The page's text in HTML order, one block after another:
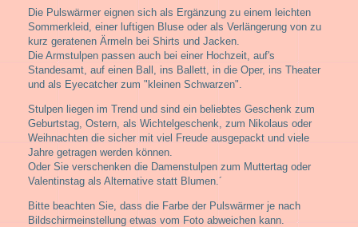
Die Pulswärmer eignen sich als Ergänzung zu einem leichten
Sommerkleid, einer luftigen Bluse oder als Verlängerung von zu
kurz geratenen Ärmeln bei Shirts und Jacken.
Die Armstulpen passen auch bei einer Hochzeit, auf's
Standesamt, auf einen Ball, ins Ballett, in die Oper, ins Theater
und als Eyecatcher zum "kleinen Schwarzen".
Stulpen liegen im Trend und sind ein beliebtes Geschenk zum
Geburtstag, Ostern, als Wichtelgeschenk, zum Nikolaus oder
Weihnachten die sicher mit viel Freude ausgepackt und viele
Jahre getragen werden können.
Oder Sie verschenken die Damenstulpen zum Muttertag oder
Valentinstag als Alternative statt Blumen.´
Bitte beachten Sie, dass die Farbe der Pulswärmer je nach
Bildschirmeinstellung etwas vom Foto abweichen kann.